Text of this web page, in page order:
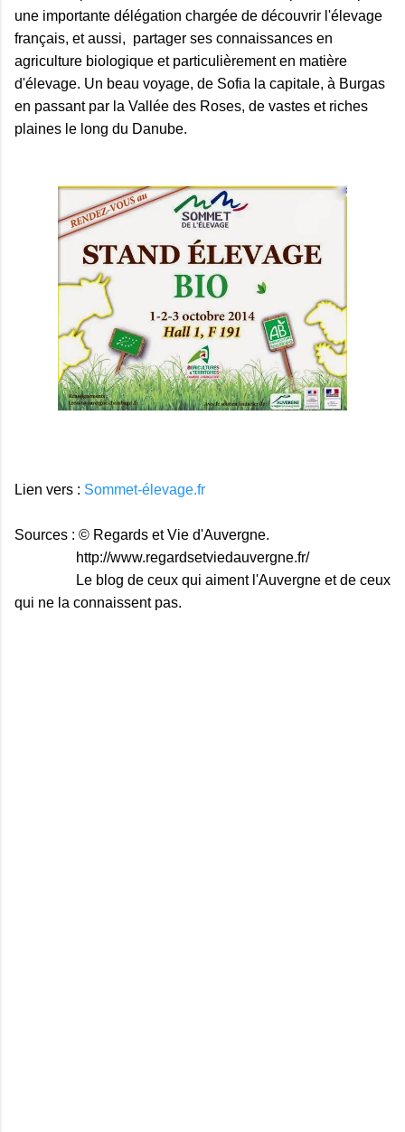
une importante délégation chargée de découvrir l'élevage
français, et aussi, partager ses connaissances en
agriculture biologique et particulièrement en matière
d'élevage. Un beau voyage, de Sofia la capitale, à Burgas
en passant par la Vallée des Roses, de vastes et riches
plaines le long du Danube.
Lien vers : Sommet-élevage.fr
Sources : © Regards et Vie d'Auvergne.
http://www.regardsetviedauvergne.fr/
Le blog de ceux qui aiment l'Auvergne et de ceux
qui ne la connaissent pas.